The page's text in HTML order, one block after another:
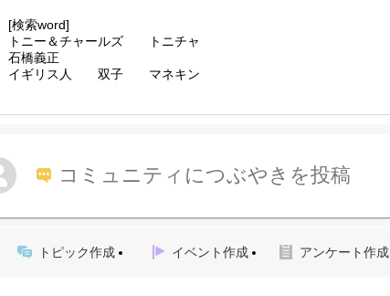
[検索word]
トニー＆チャールズ トニチャ
石橋義正
イギリス人 双子 マネキン
コミュニティにつぶやきを投稿
トピック作成 イベント作成 アンケート作成